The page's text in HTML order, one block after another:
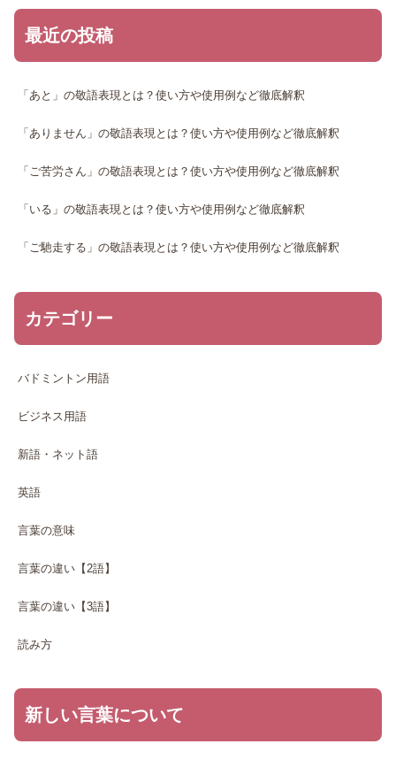
最近の投稿
「あと」の敬語表現とは？使い方や使用例など徹底解釈
「ありません」の敬語表現とは？使い方や使用例など徹底解釈
「ご苦労さん」の敬語表現とは？使い方や使用例など徹底解釈
「いる」の敬語表現とは？使い方や使用例など徹底解釈
「ご馳走する」の敬語表現とは？使い方や使用例など徹底解釈
カテゴリー
バドミントン用語
ビジネス用語
新語・ネット語
英語
言葉の意味
言葉の違い【2語】
言葉の違い【3語】
読み方
新しい言葉について